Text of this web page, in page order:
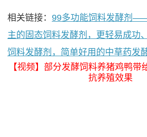
相关链接： 99多功能饲料发酵剂
主的固态饲料发酵剂，更轻易成功
饲料发酵剂，简单好用的中草药发
【视频】部分发酵饲料养猪鸡鸭带
抗养殖效果